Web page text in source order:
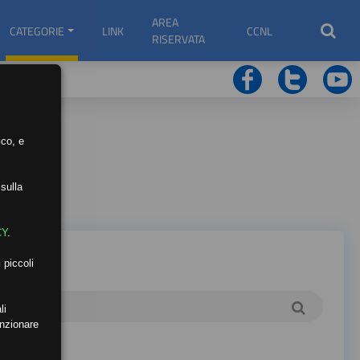
CATEGORIE LINK
AREA
RISERVATA
CCNL
e
.
piccoli